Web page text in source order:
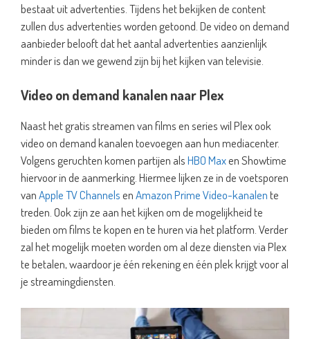
bestaat uit advertenties. Tijdens het bekijken de content
zullen dus advertenties worden getoond. De video on demand
aanbieder belooft dat het aantal advertenties aanzienlijk
minder is dan we gewend zijn bij het kijken van televisie.
Video on demand kanalen naar Plex
Naast het gratis streamen van films en series wil Plex ook
video on demand kanalen toevoegen aan hun mediacenter.
Volgens geruchten komen partijen alsHBO Maxen Showtime
hiervoor in de aanmerking. Hiermee lijken ze in de voetsporen
vanApple TV ChannelsenAmazon Prime Video-kanalente
treden. Ook zijn ze aan het kijken om de mogelijkheid te
bieden om films te kopen en te huren via het platform. Verder
zal het mogelijk moeten worden om al deze diensten via Plex
te betalen, waardoor je één rekening en één plek krijgt voor al
je streamingdiensten.